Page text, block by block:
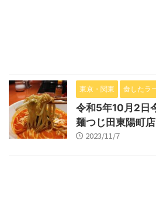
東京・関東 食したラ
令和5年10月2日
麺つじ田東陽町店
2023/11/7